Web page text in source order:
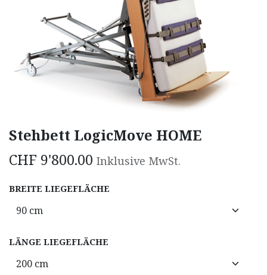
Stehbett LogicMove HOME
CHF 9'800.00 Inklusive MwSt.
BREITE LIEGEFLÄCHE
LÄNGE LIEGEFLÄCHE